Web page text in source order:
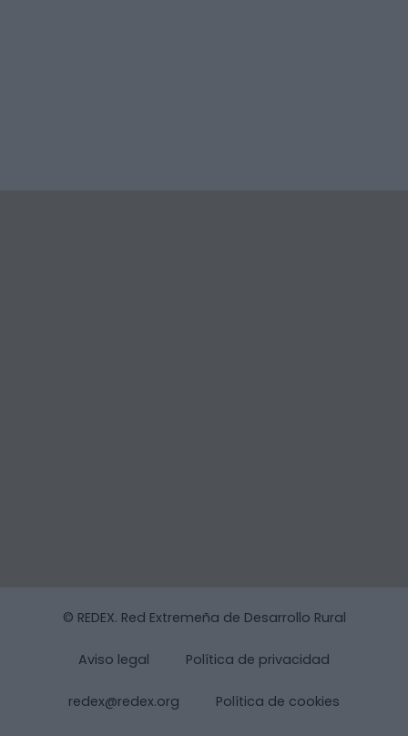
© REDEX. Red Extremeña de Desarrollo Rural
Aviso legal Política de privacidad
redex@redex.org Política de cookies